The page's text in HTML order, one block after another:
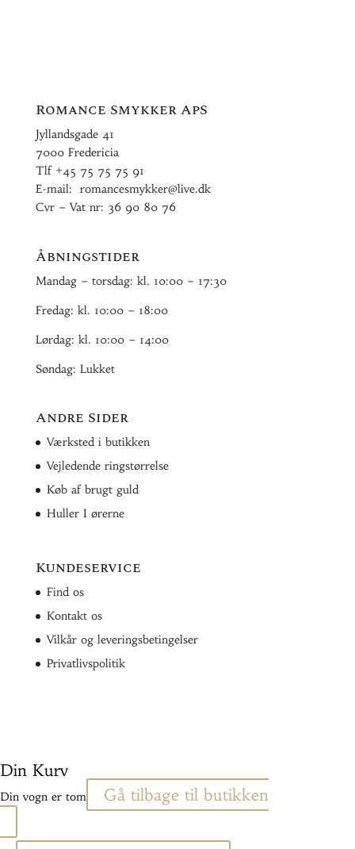
Romance Smykker ApS
Jyllandsgade 41
7000 Fredericia
Tlf +45 75 75 75 91
E-mail: romancesmykker@live.dk
Cvr – Vat nr: 36 90 80 76
Åbningstider
Mandag – torsdag: kl. 10:00 – 17:30
Fredag: kl. 10:00 – 18:00
Lørdag: kl. 10:00 – 14:00
Søndag: Lukket
Andre Sider
Værksted i butikken
Vejledende ringstørrelse
Køb af brugt guld
Huller I ørerne
Kundeservice
Find os
Kontakt os
Vilkår og leveringsbetingelser
Privatlivspolitik
Din Kurv
Din vogn er tom Gå tilbage til butikken